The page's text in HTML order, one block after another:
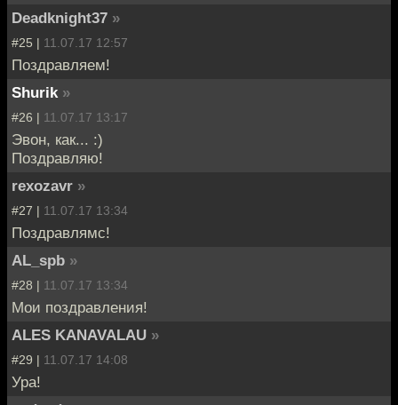
Deadknight37 »
#25 | 11.07.17 12:57
Поздравляем!
Shurik »
#26 | 11.07.17 13:17
Эвон, как... :)
Поздравляю!
rexozavr »
#27 | 11.07.17 13:34
Поздравлямс!
AL_spb »
#28 | 11.07.17 13:34
Мои поздравления!
ALES KANAVALAU »
#29 | 11.07.17 14:08
Ура!